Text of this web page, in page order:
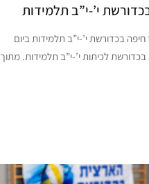
י’-י”ב תלמידות
בכדורשת י’-י”ב תלמידות ביום
מחוז חיפה בכדורשת לכיתות י’-י”ב תלמידות. מתוך